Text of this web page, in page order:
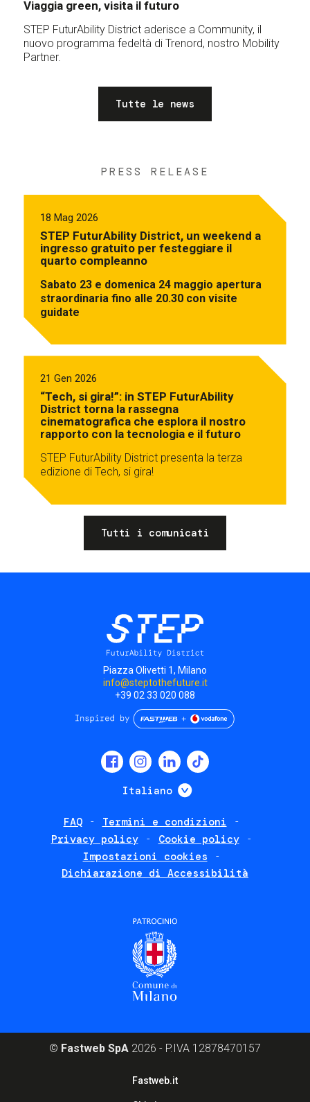
Viaggia green, visita il futuro
STEP FuturAbility District aderisce a Community, il
nuovo programma fedeltà di Trenord, nostro Mobility
Partner.
Tutte le news
PRESS RELEASE
18 Mag 2026
STEP FuturAbility District, un weekend a
ingresso gratuito per festeggiare il
quarto compleanno
Sabato 23 e domenica 24 maggio apertura
straordinaria fino alle 20.30 con visite
guidate
21 Gen 2026
“Tech, si gira!”: in STEP FuturAbility
District torna la rassegna
cinematografica che esplora il nostro
rapporto con la tecnologia e il futuro
STEP FuturAbility District presenta la terza
edizione di Tech, si gira!
Tutti i comunicati
Piazza Olivetti 1, Milano
info@steptothefuture.it
+39 02 33 020 088
Italiano Mostra ulteriori
FAQ
Termini e condizioni
Privacy policy
Cookie policy
Impostazioni cookies
Dichiarazione di Accessibilità
© Fastweb SpA 2026 - P.IVA 12878470157
Fastweb.it